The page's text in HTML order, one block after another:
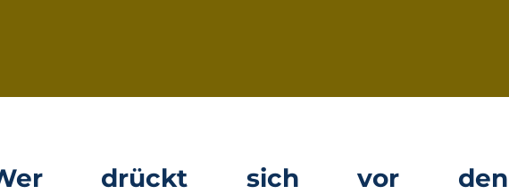
Wer drückt sich vor den